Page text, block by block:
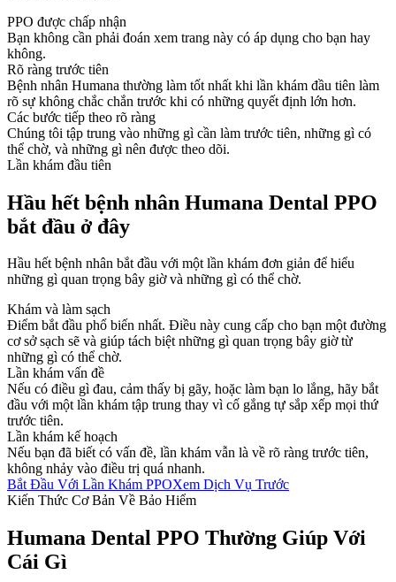
PPO được chấp nhận
Bạn không cần phải đoán xem trang này có áp dụng cho bạn hay
không.
Rõ ràng trước tiên
Bệnh nhân Humana thường làm tốt nhất khi lần khám đầu tiên làm
rõ sự không chắc chắn trước khi có những quyết định lớn hơn.
Các bước tiếp theo rõ ràng
Chúng tôi tập trung vào những gì cần làm trước tiên, những gì có
thể chờ, và những gì nên được theo dõi.
Lần khám đầu tiên
Hầu hết bệnh nhân Humana Dental PPO
bắt đầu ở đây
Hầu hết bệnh nhân bắt đầu với một lần khám đơn giản để hiểu
những gì quan trọng bây giờ và những gì có thể chờ.
Khám và làm sạch
Điểm bắt đầu phổ biến nhất. Điều này cung cấp cho bạn một đường
cơ sở sạch sẽ và giúp tách biệt những gì quan trọng bây giờ từ
những gì có thể chờ.
Lần khám vấn đề
Nếu có điều gì đau, cảm thấy bị gãy, hoặc làm bạn lo lắng, hãy bắt
đầu với một lần khám tập trung thay vì cố gắng tự sắp xếp mọi thứ
trước tiên.
Lần khám kế hoạch
Nếu bạn đã biết có vấn đề, lần khám vẫn là về rõ ràng trước tiên,
không nhảy vào điều trị quá nhanh.
Bắt Đầu Với Lần Khám PPOXem Dịch Vụ Trước
Kiến Thức Cơ Bản Về Bảo Hiểm
Humana Dental PPO Thường Giúp Với
Cái Gì